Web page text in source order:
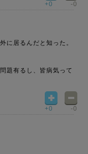
+0 -0
に居るんだと知った。
題有るし、皆病気って
+0 -0